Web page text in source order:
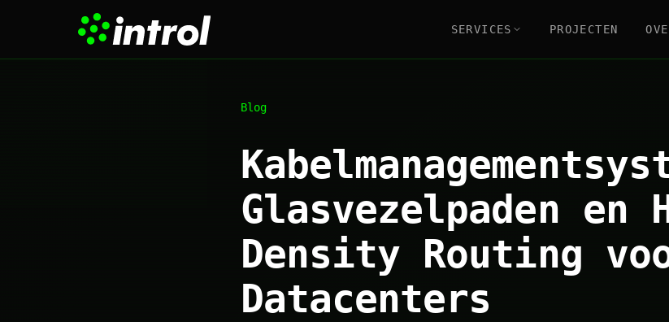
SERVICES PROJECTEN
Blog
Glasvezelpaden en
Density Routing
Datacenters